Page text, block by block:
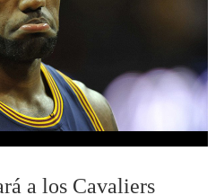
a los Cavaliers